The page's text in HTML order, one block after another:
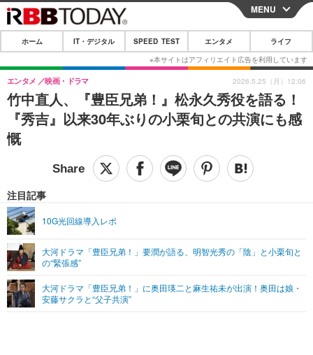
CLOSE
ホーム
IT・デジタル
IT・デジタルTOP スマートフォン
ガジェット・ツール
ショッピング その他
SPEED TEST
エンタメ
エンタメTOP 映画・ドラマ
音楽
グラビア ブログ
ペット
その他
リリース一覧
プッシュ通知の停止方法
MENU
ホーム IT・デジタル SPEED TEST エンタメ ライフ
竹中直人、『豊臣兄弟！』松永久秀役を語る！
『秀吉』以来30年ぶりの小栗旬との共演にも感
慨
エンタメ 映画・ドラマ
注目記事
10G光回線導入レポ
大河ドラマ「豊臣兄弟！」要潤が語る、明智光秀の「陰」と小栗旬と
の“緊張感”
大河ドラマ「豊臣兄弟！」に奥田瑛二と麻生祐未が出演！奥田は娘・
安藤サクラと“父子共演”
2026.5.25（月）12:06